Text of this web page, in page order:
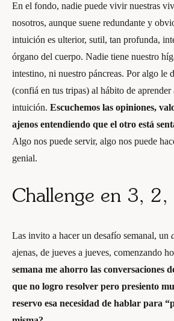
En el fondo, nadie puede vivir nuestras
nosotros, aunque suene redundante y
intuición es ulterior, sutil, tan profunda,
órgano del cuerpo. Nadie tiene nuestro
intestino, ni nuestro páncreas. Por algo le
(confiá en tus tripas) al hábito de aprender
intuición. Escuchemos las opiniones,
ajenos entendiendo que el otro está
Algo nos puede servir, algo nos puede
genial.
Challenge en 3, 2,
Las invito a hacer un desafío semanal, un
ajenas, de jueves a jueves, comenzando
semana me ahorro las conversaciones
que no logro resolver pero presiento
reservo esa necesidad de hablar para